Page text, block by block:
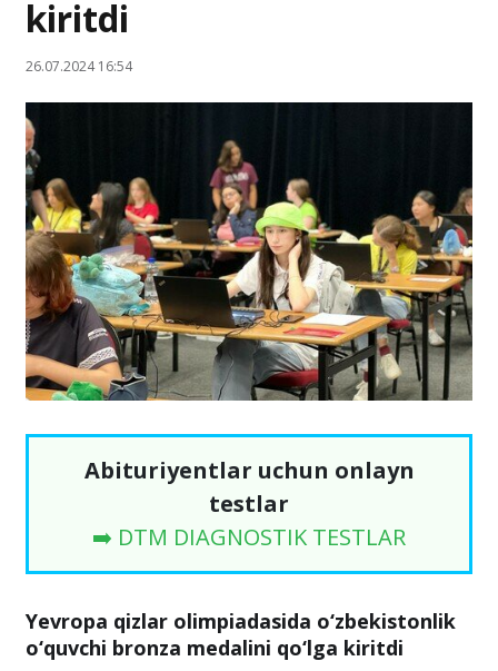
kiritdi
26.07.2024 16:54
Abituriyentlar uchun onlayn
testlar
➡️ DTM DIAGNOSTIK TESTLAR
Yevropa qizlar olimpiadasida o‘zbekistonlik
o‘quvchi bronza medalini qo‘lga kiritdi